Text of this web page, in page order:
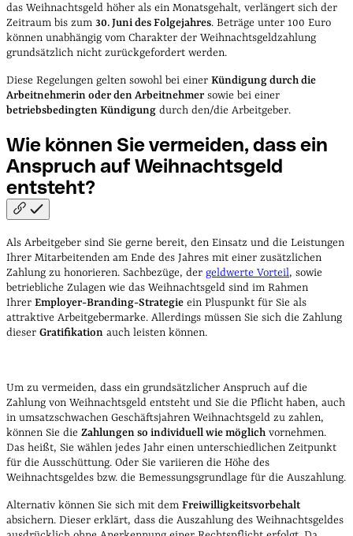
das Weihnachtsgeld höher als ein Monatsgehalt, verlängert sich der
Zeitraum bis zum 30. Juni des Folgejahres. Beträge unter 100 Euro
können unabhängig vom Charakter der Weihnachtsgeldzahlung
grundsätzlich nicht zurückgefordert werden.
Diese Regelungen gelten sowohl bei einer Kündigung durch die
Arbeitnehmerin oder den Arbeitnehmer sowie bei einer
betriebsbedingten Kündigung durch den/die Arbeitgeber.
Wie können Sie vermeiden, dass ein
Anspruch auf Weihnachtsgeld
entsteht?
Als Arbeitgeber sind Sie gerne bereit, den Einsatz und die Leistungen
Ihrer Mitarbeitenden am Ende des Jahres mit einer zusätzlichen
Zahlung zu honorieren. Sachbezüge, der geldwerte Vorteil, sowie
betriebliche Zulagen wie das Weihnachtsgeld sind im Rahmen
Ihrer Employer-Branding-Strategie ein Pluspunkt für Sie als
attraktive Arbeitgebermarke. Allerdings müssen Sie sich die Zahlung
dieser Gratifikation auch leisten können.
Um zu vermeiden, dass ein grundsätzlicher Anspruch auf die
Zahlung von Weihnachtsgeld entsteht und Sie die Pflicht haben, auch
in umsatzschwachen Geschäftsjahren Weihnachtsgeld zu zahlen,
können Sie die Zahlungen so individuell wie möglich vornehmen.
Das heißt, Sie wählen jedes Jahr einen unterschiedlichen Zeitpunkt
für die Ausschüttung. Oder Sie variieren die Höhe des
Weihnachtsgeldes bzw. die Bemessungsgrundlage für die Auszahlung.
Alternativ können Sie sich mit dem Freiwilligkeitsvorbehalt
absichern. Dieser erklärt, dass die Auszahlung des Weihnachtsgeldes